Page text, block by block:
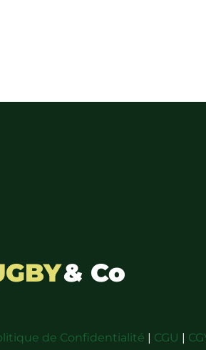
& Co
de Confidentialité | CGU |